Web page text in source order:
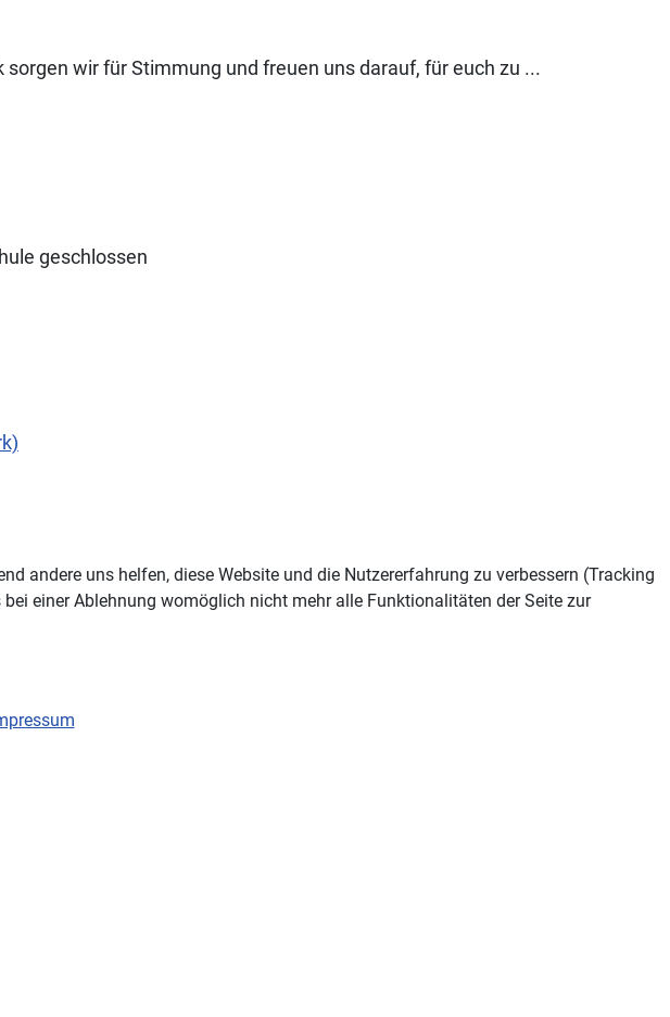
wir für Stimmung und freuen uns darauf, für euch zu ...
geschlossen
andere uns helfen, diese Website und die Nutzererfahrung zu verbessern (Tracking
einer Ablehnung womöglich nicht mehr alle Funktionalitäten der Seite zur